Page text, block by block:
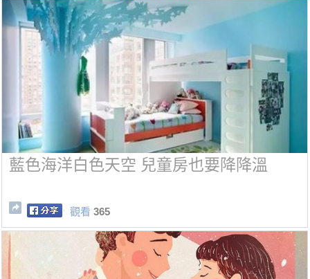
藍色海洋白色天空 兒童房也要降降溫
觀看 365